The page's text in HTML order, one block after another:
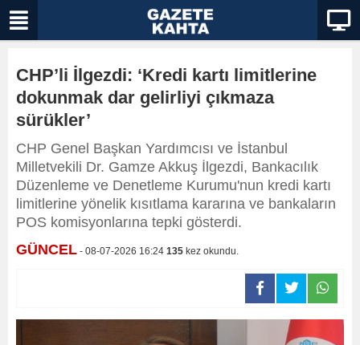
CHP’li İlgezdi: ‘Kredi kartı limitlerine
dokunmak dar gelirliyi çıkmaza
sürükler’
CHP Genel Başkan Yardımcısı ve İstanbul
Milletvekili Dr. Gamze Akkuş İlgezdi, Bankacılık
Düzenleme ve Denetleme Kurumu'nun kredi kartı
limitlerine yönelik kısıtlama kararına ve bankaların
POS komisyonlarına tepki gösterdi.
GÜNCEL - 08-07-2026 16:24 135 kez okundu.